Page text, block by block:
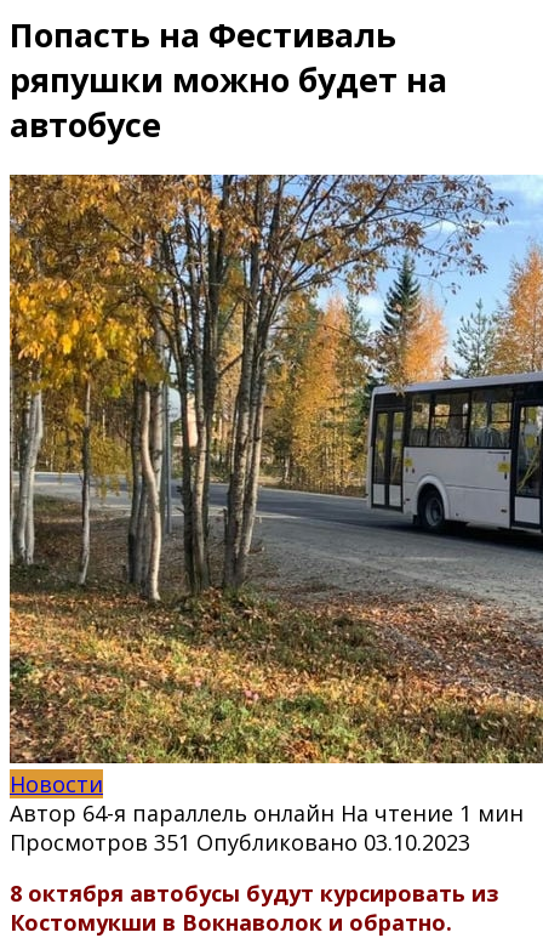
Попасть на Фестиваль
ряпушки можно будет на
автобусе
Новости
Автор 64-я параллель онлайн На чтение 1 мин
Просмотров 351 Опубликовано 03.10.2023
8 октября автобусы будут курсировать из
Костомукши в Вокнаволок и обратно.